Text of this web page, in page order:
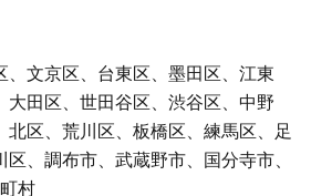
、文京区、台東区、墨田区、江東
大田区、世田谷区、渋谷区、中野
北区、荒川区、板橋区、練馬区、足
、調布市、武蔵野市、国分寺市、
村